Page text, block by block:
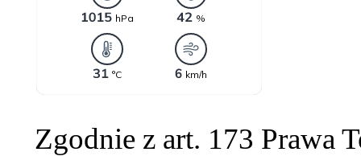
Zgodnie z art. 173 Prawa